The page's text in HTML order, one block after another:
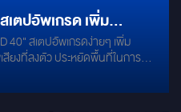
สเตปอัพเกรดง่ายๆ เพิ่ม